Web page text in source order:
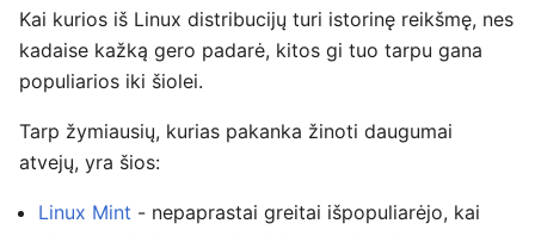
Kai kurios iš Linux distribucijų turi istorinę reikšmę, nes
kadaise kažką gero padarė, kitos gi tuo tarpu gana
populiarios iki šiolei.
Tarp žymiausių, kurias pakanka žinoti daugumai
atvejų, yra šios:
Linux Mint - nepaprastai greitai išpopuliarėjo, kai